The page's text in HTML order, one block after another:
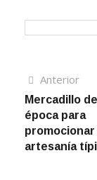
de
Anterior
Mercadillo de
época para
promocionar
artesanía